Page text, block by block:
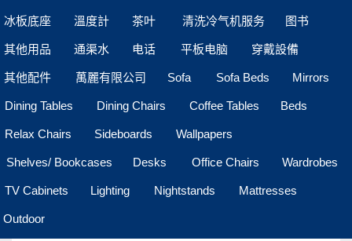
冰板底座 溫度計 茶叶 清洗冷气机服务 图书
其他用品 通渠水 电话 平板电脑 穿戴設備
其他配件 萬麗有限公司 Sofa Sofa Beds Mirrors
Dining Tables Dining Chairs Coffee Tables Beds
Relax Chairs Sideboards Wallpapers
Shelves/ Bookcases Desks Office Chairs Wardrobes
TV Cabinets Lighting Nightstands Mattresses
Outdoor